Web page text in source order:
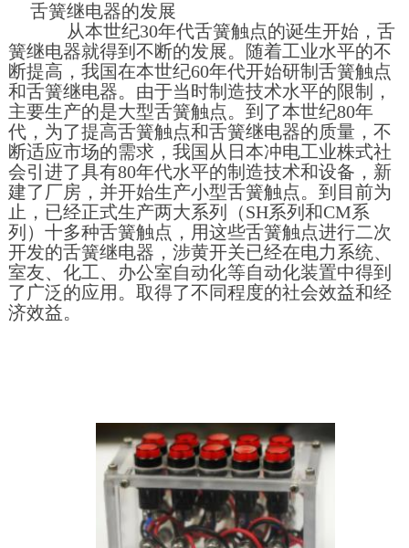
舌簧继电器的发展
从本世纪30年代舌簧触点的诞生开始，舌
簧继电器就得到不断的发展。随着工业水平的不
断提高，我国在本世纪60年代开始研制舌簧触点
和舌簧继电器。由于当时制造技术水平的限制，
主要生产的是大型舌簧触点。到了本世纪80年
代，为了提高舌簧触点和舌簧继电器的质量，不
断适应市场的需求，我国从日本冲电工业株式社
会引进了具有80年代水平的制造技术和设备，新
建了厂房，并开始生产小型舌簧触点。到目前为
止，已经正式生产两大系列（SH系列和CM系
列）十多种舌簧触点，用这些舌簧触点进行二次
开发的舌簧继电器，涉黄开关已经在电力系统、
室友、化工、办公室自动化等自动化装置中得到
了广泛的应用。取得了不同程度的社会效益和经
济效益。